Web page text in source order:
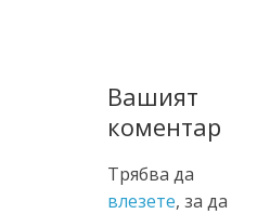
Вашият
коментар
Трябва да
влезете, за да